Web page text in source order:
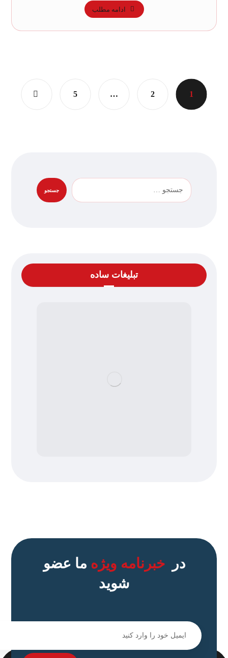
ادامه مطلب
1
2
…
5
تبلیغات ساده
درخبرنامه ویژه ما عضو
شوید